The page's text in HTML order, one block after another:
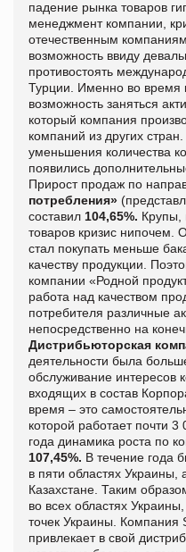
падение рынка товаров
менеджмент компании,
отечественным
возможность ввиду
противостоять
Турции. Именно во время
возможность заняться
который компания
компаний из других
уменьшения количества
появились
Прирост продаж по
потребления»
составил 104,65%. Крупы,
товаров кризис нипочем.
стал покупать меньше
качеству продукции.
компании «Родной
работа над качеством
потребителя различные
непосредственно на
Дистрибьюторская
деятельности была
обслуживание интересов
входящих в состав
время – это
которой работает почти
года динамика роста по
107,45%. В течение года
в пяти областях
Казахстане. Таким
во всех областях
точек Украины. Компания
привлекает в свой